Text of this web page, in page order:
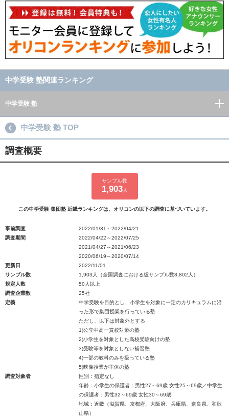
中学受験 塾関連ランキング
中学受験 塾
中学受験 塾 TOP
調査概要
サンプル数
1,903人
この中学受験 集団塾 近畿ランキングは、オリコンの以下の調査に基づいています。
事前調査
2022/01/31～2022/04/21
調査期間
2022/04/22～2022/07/25
2021/04/27～2021/06/23
2020/06/19～2020/07/14
更新日
2022/11/01
サンプル数
1,903人（全国調査における総サンプル数8,802人）
規定人数
50人以上
調査企業数
25社
定義
中学受験を目的とし、小学生を対象に一定のカリキュラムに沿
った形で集団授業を行っている塾
ただし、以下は対象外とする
1)公立中高一貫校対策の塾
2)小学生を対象とした高校受験向けの塾
3)受験等を対象としない補習塾
4)一部の教科のみを扱っている塾
5)映像授業が主体の塾
調査対象者
性別：指定なし
年齢：小学生の保護者：男性27～69歳 女性25～69歳／中学生
の保護者：男性32～69歳 女性30～69歳
地域：近畿（滋賀県、京都府、大阪府、兵庫県、奈良県、和歌
山県）